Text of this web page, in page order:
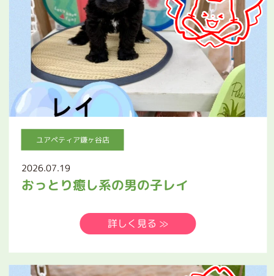
ユアペティア鎌ヶ谷店
2026.07.19
おっとり癒し系の男の子レイ
詳しく見る ≫